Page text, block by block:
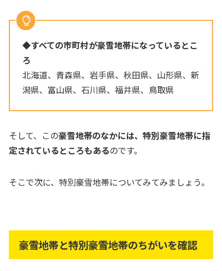
◆すべての市町村が豪雪地帯になっているとこ
ろ
北海道、青森県、岩手県、秋田県、山形県、新
潟県、富山県、石川県、福井県、鳥取県
そして、この豪雪地帯のなかには、特別豪雪地帯に指
定されているところもあるのです。
そこで次に、特別豪雪地帯についてみてみましょう。
豪雪地帯と特別豪雪地帯のちがいを確認